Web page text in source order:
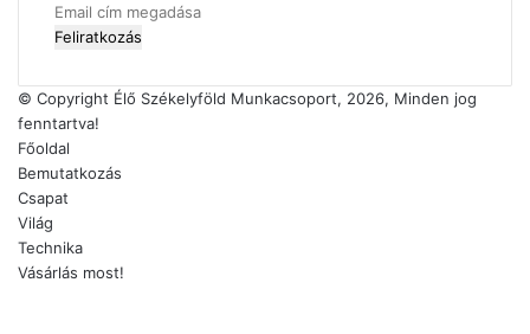
Email
cím
© Copyright Élő Székelyföld Munkacsoport, 2026, Minden jog
fenntartva!
Főoldal
Bemutatkozás
Csapat
Világ
Technika
Vásárlás most!